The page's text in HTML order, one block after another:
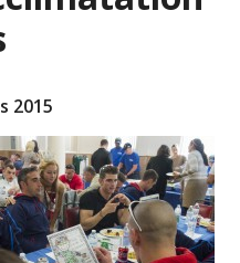
2015